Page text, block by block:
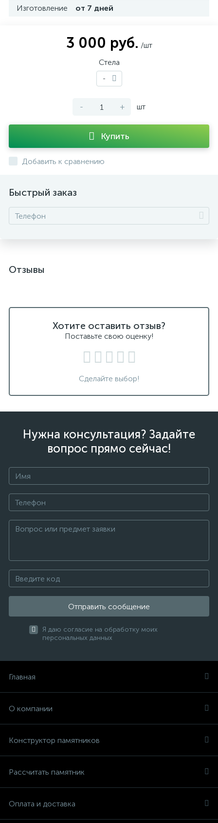
Изготовление
от 7 дней
3 000 руб. /шт
Стела
-
- + шт
Купить
Добавить к сравнению
Быстрый заказ
Отзывы
Хотите оставить отзыв?
Поставьте свою оценку!
Сделайте выбор!
Нужна консультация? Задайте
вопрос прямо сейчас!
Отправить сообщение
Я даю согласие на обработку моих
персональных данных
Главная
О компании
Конструктор памятников
Рассчитать памятник
Оплата и доставка